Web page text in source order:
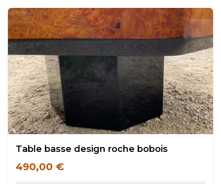
Table basse design roche bobois
490,00 €